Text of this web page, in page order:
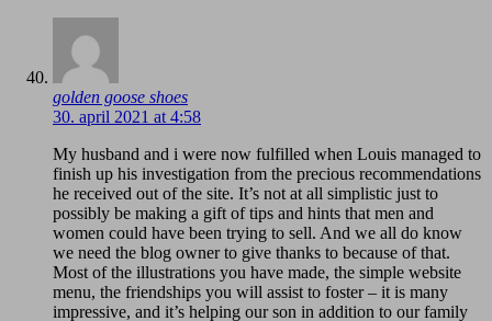
golden goose shoes
30. april 2021 at 4:58
My husband and i were now fulfilled when Louis managed to
finish up his investigation from the precious recommendations
he received out of the site. It’s not at all simplistic just to
possibly be making a gift of tips and hints that men and
women could have been trying to sell. And we all do know
we need the blog owner to give thanks to because of that.
Most of the illustrations you have made, the simple website
menu, the friendships you will assist to foster – it is many
impressive, and it’s helping our son in addition to our family